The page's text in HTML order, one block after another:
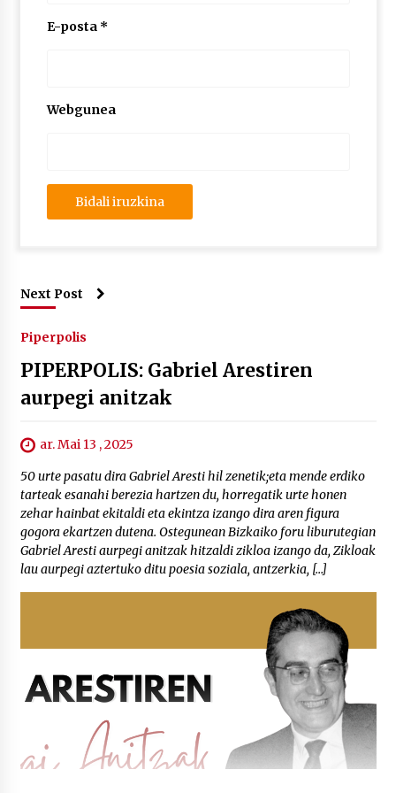
E-posta *
Webgunea
Next Post
Piperpolis
PIPERPOLIS: Gabriel Arestiren
aurpegi anitzak
ar. Mai 13 , 2025
50 urte pasatu dira Gabriel Aresti hil zenetik;eta mende erdiko
tarteak esanahi berezia hartzen du, horregatik urte honen
zehar hainbat ekitaldi eta ekintza izango dira aren figura
gogora ekartzen dutena. Ostegunean Bizkaiko foru liburutegian
Gabriel Aresti aurpegi anitzak hitzaldi zikloa izango da, Zikloak
lau aurpegi aztertuko ditu poesia soziala, antzerkia, […]